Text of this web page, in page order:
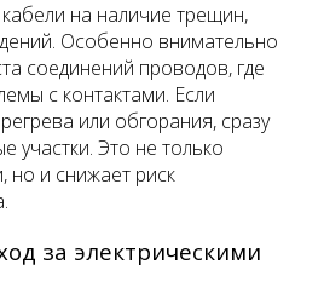
на наличие трещин,
Особенно внимательно
соединений проводов, где
с контактами. Если
или обгорания, сразу
участки. Это не только
но и снижает риск
за электрическими